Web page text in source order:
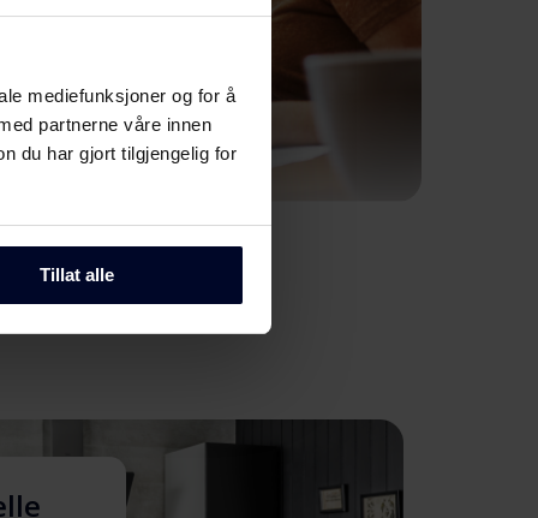
mediefunksjoner og for å
partnerne våre innen
du har gjort tilgjengelig for
Tillat alle